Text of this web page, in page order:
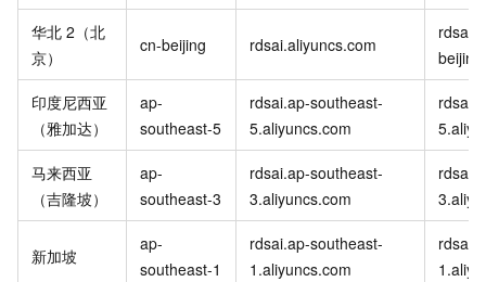
华北 2（北
京）
cn-beijing rdsai.aliyuncs.com
rdsai-
印度尼西亚
（雅加达）
ap-
southeast-5
rdsai.ap-southeast-
5.aliyuncs.com
rdsai-
马来西亚
（吉隆坡）
ap-
southeast-3
rdsai.ap-southeast-
3.aliyuncs.com
rdsai-
新加坡
ap-
southeast-1
rdsai.ap-southeast-
1.aliyuncs.com
rdsai-